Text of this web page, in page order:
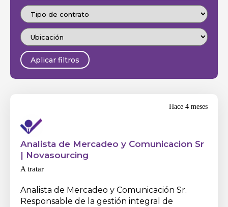
Aplicar filtros
Hace 4 meses
Analista de Mercadeo y Comunicacion Sr
| Novasourcing
A tratar
Analista de Mercadeo y Comunicación Sr.
Responsable de la gestión integral de